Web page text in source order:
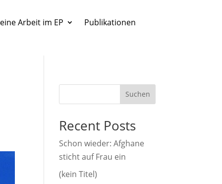
Arbeit im EP Publikationen
Suchen
Recent Posts
Schon wieder: Afghane
sticht auf Frau ein
(kein Titel)